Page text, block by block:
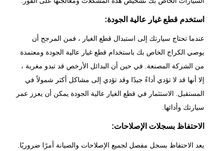
استخدم قطع غيار عالية الجودة:
عندما تحتاج سيارتك إلى استبدال قطع الغيار ، فمن المرجح أن
يوصي الكراج الخاص بك باستخدام قطع غيار عالية الجودة ومعتمدة
من الشركة المصنعة. في حين أن البدائل الأرخص قد تبدو مغرية ،
إلا أنها قد لا تؤدي أداءً جيدًا وقد تؤدي إلى مشاكل أكثر شمولاً في
المستقبل. الاستثمار في قطع الغيار عالية الجودة يمكن أن يعزز عمر
سيارتك وأدائها.
الاحتفاظ بسجلات الإصلاحات:
يعد الاحتفاظ بسجل مفصل لجميع الإصلاحات والصيانة أمرًا ضروريًا.